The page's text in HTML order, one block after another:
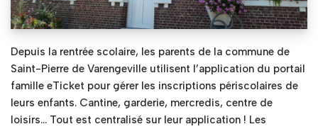
Depuis la rentrée scolaire, les parents de la commune de
Saint-Pierre de Varengeville utilisent l’application du portail
famille eTicket pour gérer les inscriptions périscolaires de
leurs enfants. Cantine, garderie, mercredis, centre de
loisirs… Tout est centralisé sur leur application ! Les